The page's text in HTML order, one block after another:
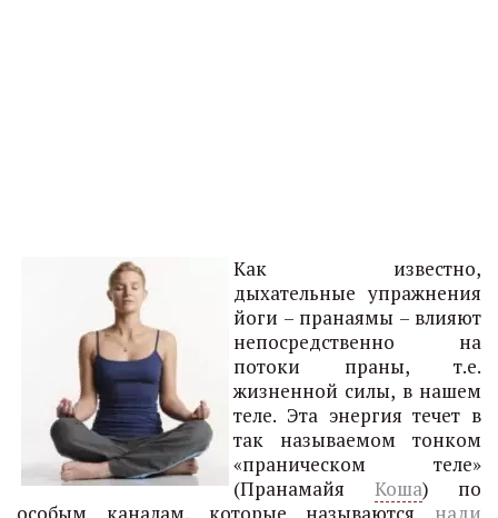
Как известно,
дыхательные упражнения
йоги – пранаямы – влияют
непосредственно на
потоки праны, т.е.
жизненной силы, в нашем
теле. Эта энергия течет в
так называемом тонком
«праническом теле»
(Пранамайя Коша) по